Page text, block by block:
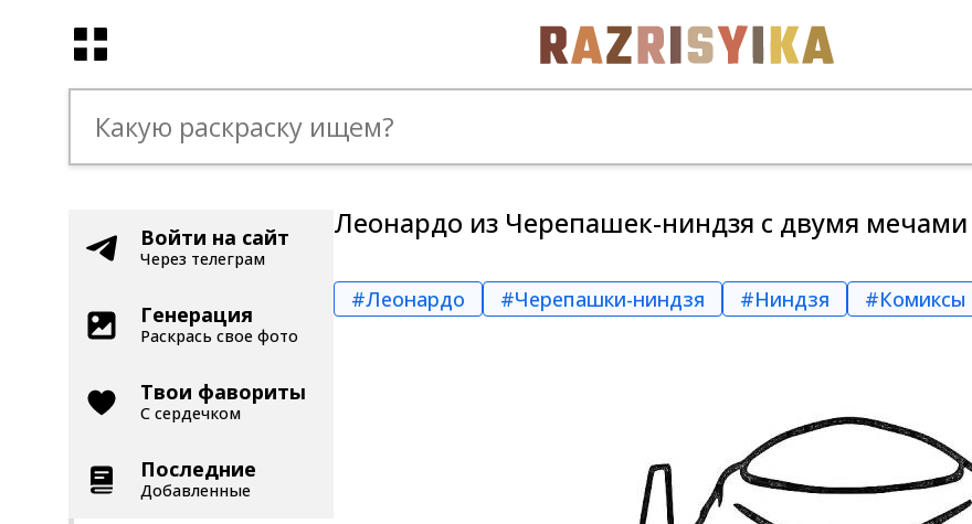
Войти на сайт
Через телеграм
Генерация
Раскрась свое фото
Твои фавориты
С сердечком
Последние
Добавленные
Леонардо из Черепашек-ниндзя с двумя мечами
#Леонардо #Черепашки-ниндзя #Ниндзя #Комиксы